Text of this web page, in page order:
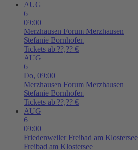
AUG
6
09:00
Merzhausen Forum Merzhausen
Stefanie Bornhofen
Tickets ab ??,?? €
AUG
6
Do, 09:00
Merzhausen Forum Merzhausen
Stefanie Bornhofen
Tickets ab ??,?? €
AUG
6
09:00
Friedenweiler Freibad am Klostersee
Freibad am Klostersee